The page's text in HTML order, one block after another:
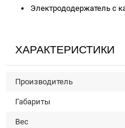
Электрододержатель с
ХАРАКТЕРИСТИКИ
Производитель
Габариты
Вес